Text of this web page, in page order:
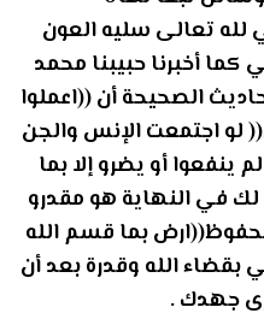
تعالى سليه العون
أخبرنا حبيبنا محمد
الصحيحة أن ((اعملوا
لو اجتمعت الإنس والجن
أو يضرو إلا بما
لك في النهاية هو مقدرو
بما قسم الله
الله وقدرة بعد أن
جهدك .